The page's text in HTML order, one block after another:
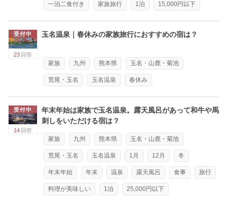
一泊二食付き 家族旅行 1泊 15,000円以下
受付中
23 回答
玉名温泉｜春休みの家族旅行におすすめの宿は？
家族 九州 熊本県 玉名・山鹿・菊池
荒尾・玉名 玉名温泉 春休み
受付中
14 回答
年末年始は家族で玉名温泉。露天風呂があって和牛や馬
刺しをいただける宿は？
家族 九州 熊本県 玉名・山鹿・菊池
荒尾・玉名 玉名温泉 1月 12月 冬
年末年始 年末 温泉 露天風呂 食事 旅行
料理が美味しい 1泊 25,000円以下